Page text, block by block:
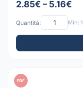
2.85€ – 5.16€
Quantità: Min: 1
PDF